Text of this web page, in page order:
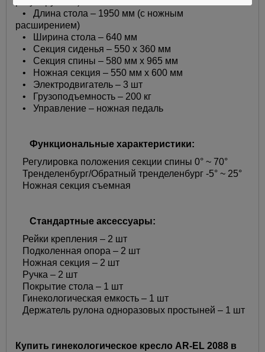
• Длина стола – 1950 мм (c ножным
расширением)
• Ширина стола – 640 мм
• Секция сиденья – 550 x 360 мм
• Секция спины – 580 мм x 965 мм
• Ножная секция – 550 мм x 600 мм
• Электродвигатель – 3 шт
• Грузоподъемность – 200 кг
• Управление – ножная педаль
Функциональные характеристики:
Регулировка положения секции спины 0° ~ 70°
Тренделенбург/Обратный тренделенбург -5° ~ 25°
Ножная секция съемная
Стандартные аксессуары:
Рейки крепления – 2 шт
Подколенная опора – 2 шт
Ножная секция – 2 шт
Ручка – 2 шт
Покрытие стола – 1 шт
Гинекологическая емкость – 1 шт
Держатель рулона одноразовых простыней – 1 шт
Купить гинекологическое кресло AR-EL 2088 в